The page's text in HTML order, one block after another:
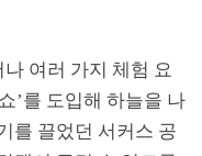
여러 가지 체험 요
’를 도입해 하늘을 나
를 끌었던 서커스 공